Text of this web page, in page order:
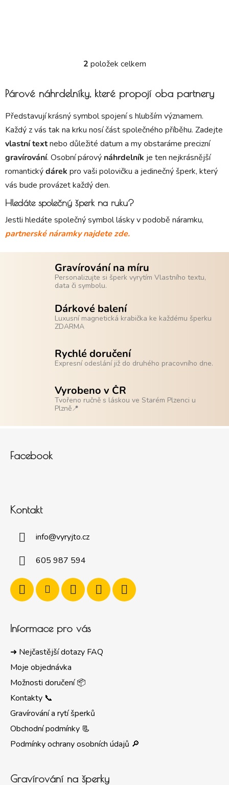
Ovládací prvky výpisu
2 položek celkem
Párové náhrdelníky, které propojí oba partnery
Představují krásný symbol spojení s hlubším významem.
Každý z vás tak na krku nosí část společného příběhu. Zadejte
vlastní textnebo důležité datum a my obstaráme precizní
gravírování. Osobní párový náhrdelník je ten nejkrásnější
romantickýdárek pro vaši polovičku a jedinečný šperk, který
vás bude provázet každý den.
Hledáte společný šperk na ruku?
Jestli hledáte společný symbol lásky v podobě náramku,
partnerské náramky najdete zde.
Gravírování na míru
Personalizujte si šperk vyrytím Vlastního textu,
data či symbolu.
Dárkové balení
Luxusní magnetická krabička ke každému šperku
ZDARMA
Rychlé doručení
Expresní odeslání již do druhého pracovního dne.
Vyrobeno v ČR
Tvořeno ručně s láskou ve Starém Plzenci u
Plzně📍
Facebook
Kontakt
info@vyryjto.cz
605 987 594
Informace pro vás
➜ Nejčastější dotazy FAQ
Moje objednávka
Možnosti doručení 📦
Kontakty 📞
Gravírování a rytí šperků
Obchodní podmínky 📃
Podmínky ochrany osobních údajů 🔎
Gravírování na šperky